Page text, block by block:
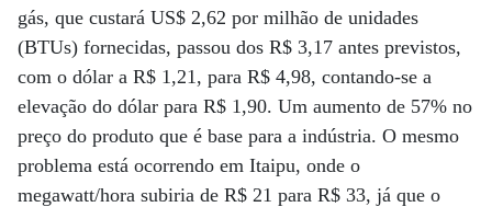
gás, que custará US$ 2,62 por milhão de unidades
(BTUs) fornecidas, passou dos R$ 3,17 antes previstos,
com o dólar a R$ 1,21, para R$ 4,98, contando-se a
elevação do dólar para R$ 1,90. Um aumento de 57% no
preço do produto que é base para a indústria. O mesmo
problema está ocorrendo em Itaipu, onde o
megawatt/hora subiria de R$ 21 para R$ 33, já que o